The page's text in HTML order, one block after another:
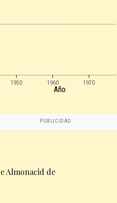
1950 1960 1970
Año
PUBLICIDAD
Almonacid de